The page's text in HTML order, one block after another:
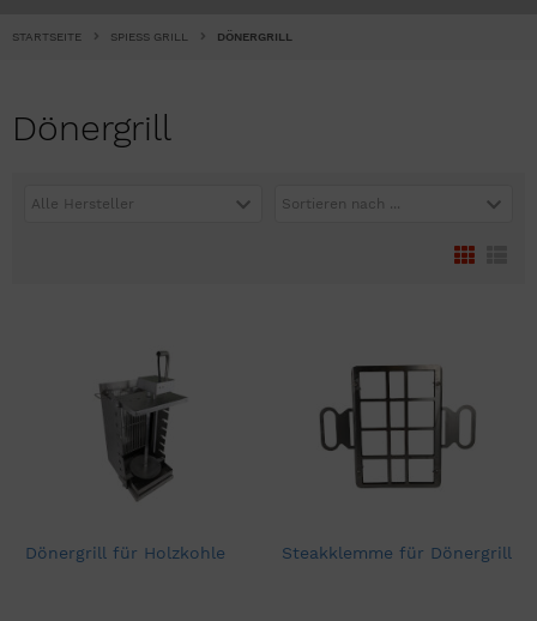
STARTSEITE SPIESS GRILL DÖNERGRILL
Dönergrill
Alle Hersteller Sortieren nach ...
Dönergrill für Holzkohle Steakklemme für Dönergrill